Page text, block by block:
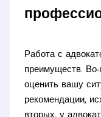
Работа с
преимуществ.
оценить вашу
рекомендации,